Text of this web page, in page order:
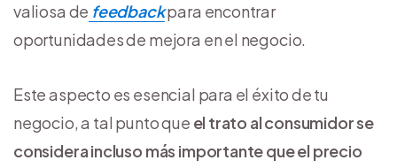
valiosa de feedbackpara encontrar
oportunidades de mejora en el negocio.
Este aspecto es esencial para el éxito de tu
negocio, a tal punto que el trato al consumidor se
considera incluso más importante que el precio